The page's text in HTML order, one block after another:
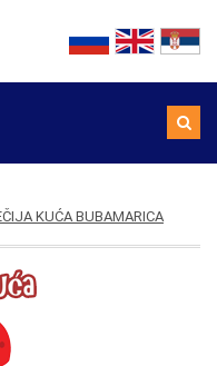
KUĆA BUBAMARICA